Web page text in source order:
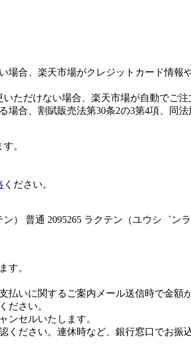
合、楽天市場がクレジットカード情報
ただけない場合、楽天市場が自動でご注
合、割賦販売法第30条2の3第4項、同
。
ください。
） 普通 2095265 ラクテン（ユウシ゛ン
す。
いに関するご案内メール送信時で金額
ださい。
ンセルいたします。
ださい。連休時など、銀行窓口でお振